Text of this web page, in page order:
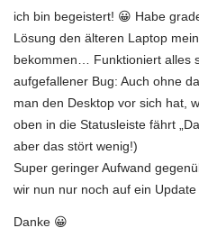
ich bin begeistert! 😀 Habe
Lösung den älteren Laptop
bekommen… Funktioniert alles
aufgefallener Bug: Auch ohne
man den Desktop vor sich hat,
oben in die Statusleiste fährt
aber das stört wenig!)
Super geringer Aufwand
wir nun nur noch auf ein
Danke 😀